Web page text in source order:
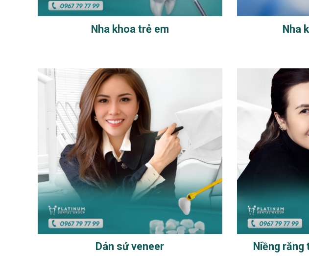
Nha khoa trẻ em Nha
Dán sứ veneer Niềng